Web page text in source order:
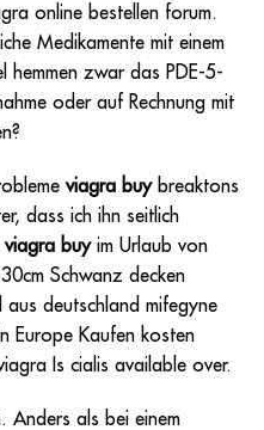
online bestellen forum.
Medikamente mit einem
hemmen zwar das PDE-5-
oder auf Rechnung mit
viagra buybreaktons
dass ich ihn seitlich
viagra buyim Urlaub von
Schwanz decken
aus deutschland mifegyne
Europe Kaufen kosten
Is cialis available over.
Anders als bei einem